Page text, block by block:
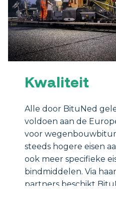
Kwaliteit
Alle door BituNed
voldoen aan de
voor
steeds hogere eisen
ook meer specifieke
bindmiddelen. Via
partners beschikt